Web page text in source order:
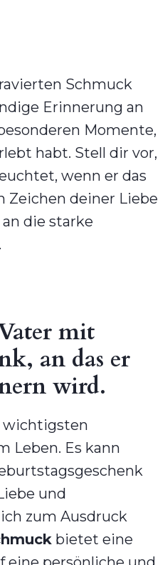
Schmuck
Erinnerung an
Momente,
habt. Stell dir vor,
wenn er das
Zeichen deiner Liebe
die starke
mit
an das er
wird.
wichtigsten
Leben. Es kann
und
zum Ausdruck
bietet eine